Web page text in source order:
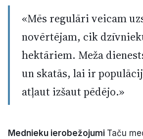
«Mēs regulāri veicam
novērtējam, cik
hektāriem. Meža
un skatās, lai ir
atļaut izšaut pēdējo.»
Mednieku ierobežojumi Taču